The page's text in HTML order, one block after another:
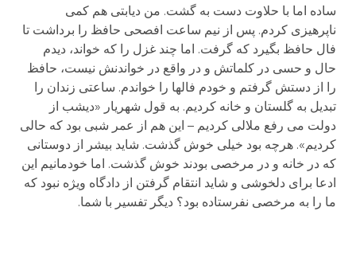
ساده اما با حلاوت دست به گشت. من دیابتی هم کمی
ناپرهیزی کردم. پس از نیم ساعت افصحی حافظ را برداشت تا
فال حافظ بگیرد که گرفت. اما چند غزل را که خواند، دیدم
حال و حسی در کلماتش و در واقع در خواندنش نیست، حافظ
را از دستش گرفتم و خودم فال­ها را خواندم. ساعتی زندان را
تبدیل به گلستان و خانه کردیم. به قول شهریار «دیشب از
دولت می رفع ملالی کردیم – این هم از عمر شبی بود که حالی
کردیم». هرچه بود خیلی خوش گذشت. شاید بیشر از دوستانی
که در خانه و در مرخصی بودند خوش گذشت. اما خودمانیم این
ادعا برای دلخوشی و شاید انتقام گرفتن از دادگاه ویژه نبود که
ما را به مرخصی نفرستاده بود؟ دیگر تفسیر با شما.